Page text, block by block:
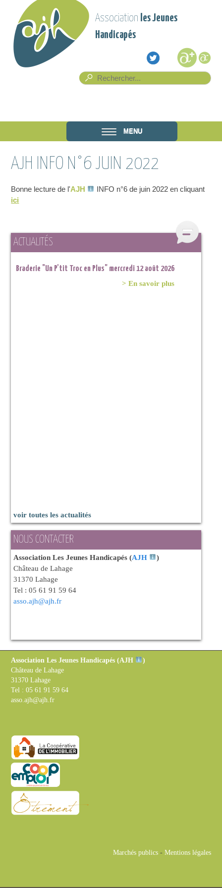
Aller au contenu principal
Association les Jeunes
Handicapés
Formulaire de recherche
Association
les Jeunes
Handicapés
MENU
AJH INFO N°6 JUIN 2022
Bonne lecture de l'AJH
INFO n°6 de juin 2022 en cliquant
ici
ACTUALITÉS
Braderie "Un P'tit Troc en Plus" mercredi 12 août 2026
> En savoir plus
voir toutes les actualités
NOUS CONTACTER
Association Les Jeunes Handicapés (AJH
)
Château de Lahage
31370 Lahage
Tel : 05 61 91 59 64
asso.ajh@ajh.fr
Association Les Jeunes Handicapés (AJH
)
Château de Lahage
31370 Lahage
Tel : 05 61 91 59 64
asso.ajh@ajh.fr
Marchés publics- Mentions légales